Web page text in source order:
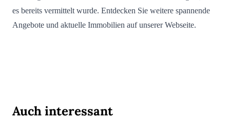
es bereits vermittelt wurde. Entdecken Sie weitere spannende
Angebote und aktuelle Immobilien auf unserer Webseite.
Auch interessant